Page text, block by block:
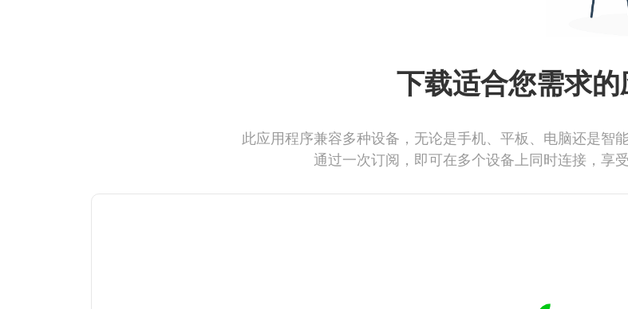
下载适合您需求的
此应用程序兼容多种设备，无论是手机、平板、电脑还是智
通过一次订阅，即可在多个设备上同时连接，享